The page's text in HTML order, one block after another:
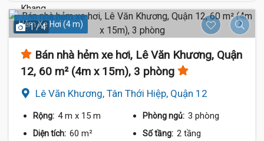
Hẻm Xe Hơi (4 m)
1 / 4
Bán nhà hẻm xe hơi, Lê Văn Khương, Quận
12, 60 m² (4m x 15m), 3 phòng
Lê Văn Khương, Tân Thới Hiệp, Quận 12
Rộng: 4 m x 15 m Phòng ngủ: 3 phòng
Diện tích: 60 m² Số tầng: 2 tầng